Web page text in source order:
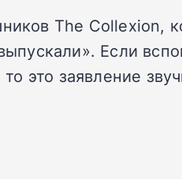
The Collexion,
Если
это заявление